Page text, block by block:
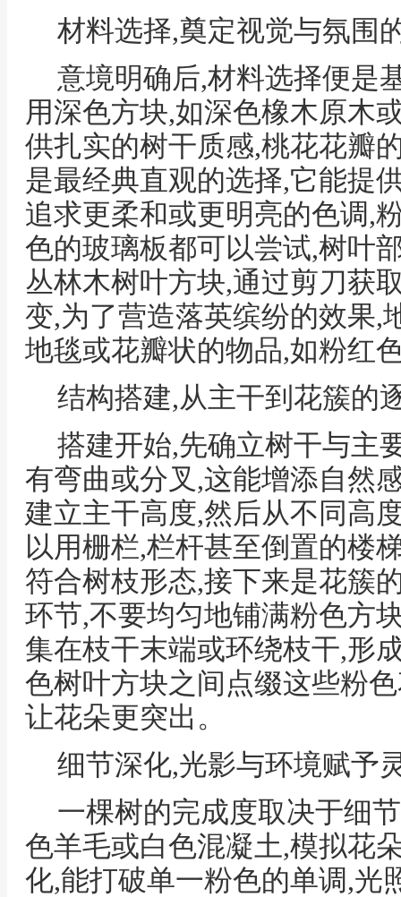
材料选择,奠定视觉与氛围
意境明确后,材料选择便是
用深色方块,如深色橡木原木
供扎实的树干质感,桃花花瓣
是最经典直观的选择,它能提
追求更柔和或更明亮的色调,
色的玻璃板都可以尝试,树叶
丛林木树叶方块,通过剪刀获
变,为了营造落英缤纷的效果,
地毯或花瓣状的物品,如粉红
结构搭建,从主干到花簇的
搭建开始,先确立树干与主
有弯曲或分叉,这能增添自然
建立主干高度,然后从不同高
以用栅栏,栏杆甚至倒置的楼
符合树枝形态,接下来是花簇
环节,不要均匀地铺满粉色方
集在枝干末端或环绕枝干,形
色树叶方块之间点缀这些粉
让花朵更突出。
细节深化,光影与环境赋予
一棵树的完成度取决于细
色羊毛或白色混凝土,模拟花
化,能打破单一粉色的单调,光